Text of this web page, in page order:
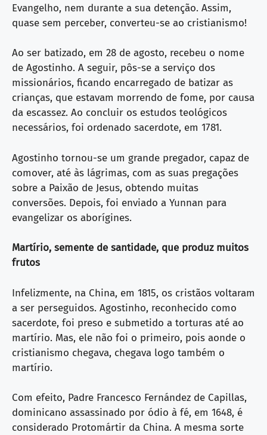
Evangelho, nem durante a sua detenção. Assim,
quase sem perceber, converteu-se ao cristianismo!
Ao ser batizado, em 28 de agosto, recebeu o nome
de Agostinho. A seguir, pôs-se a serviço dos
missionários, ficando encarregado de batizar as
crianças, que estavam morrendo de fome, por causa
da escassez. Ao concluir os estudos teológicos
necessários, foi ordenado sacerdote, em 1781.
Agostinho tornou-se um grande pregador, capaz de
comover, até às lágrimas, com as suas pregações
sobre a Paixão de Jesus, obtendo muitas
conversões. Depois, foi enviado a Yunnan para
evangelizar os aborígines.
Martírio, semente de santidade, que produz muitos
frutos
Infelizmente, na China, em 1815, os cristãos voltaram
a ser perseguidos. Agostinho, reconhecido como
sacerdote, foi preso e submetido a torturas até ao
martírio. Mas, ele não foi o primeiro, pois aonde o
cristianismo chegava, chegava logo também o
martírio.
Com efeito, Padre Francesco Fernández de Capillas,
dominicano assassinado por ódio à fé, em 1648, é
considerado Protomártir da China. A mesma sorte